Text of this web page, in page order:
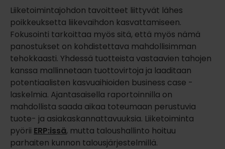
Liiketoimintajohdon tavoitteet liittyvät lähes
poikkeuksetta liikevaihdon kasvattamiseen.
Fokusointi tarkoittaa myös sitä, että myös nämä
panostukset on kohdistettava mahdollisimman
tehokkaasti. Yhdessä tuotteista vastaavien tahojen
kanssa mallinnetaan tuottovirtoja ja laaditaan
potentiaalisten kasvuaihioiden business case -
laskelmia. Ajantasaisella raportoinnilla on
mahdollista saada aikaa toteumaan perustuvia
tuote- ja asiakaskannattavuuksia. Liiketoiminta
pyörii ERP:issä, mutta taloushallinto hoituu
parhaiten kunnon talousjärjestelmillä.